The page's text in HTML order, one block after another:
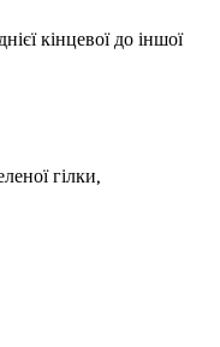
кінцевої до іншої
гілки,